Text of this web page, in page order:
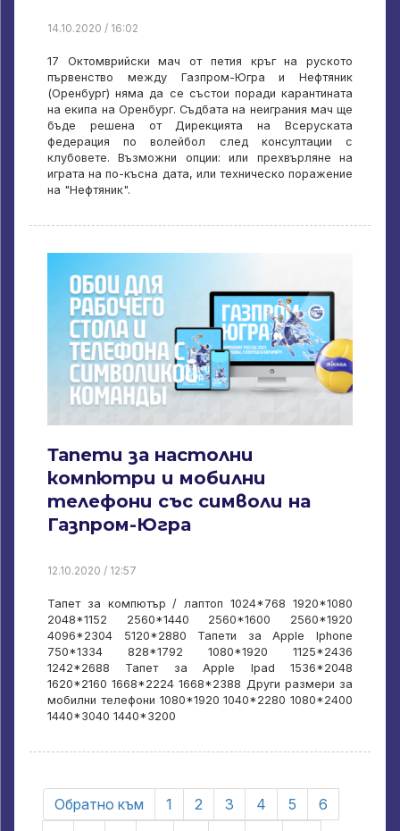
14.10.2020 / 16:02
17 Октомврийски мач от петия кръг на руското
първенство между Газпром-Югра и Нефтяник
(Оренбург) няма да се състои поради карантината
на екипа на Оренбург. Съдбата на неиграния мач ще
бъде решена от Дирекцията на Всеруската
федерация по волейбол след консултации с
клубовете. Възможни опции: или прехвърляне на
играта на по-късна дата, или техническо поражение
на "Нефтяник".
Тапети за настолни
компютри и мобилни
телефони със символи на
Газпром-Югра
12.10.2020 / 12:57
Тапет за компютър / лаптоп 1024*768 1920*1080
2048*1152 2560*1440 2560*1600 2560*1920
4096*2304 5120*2880 Тапети за Apple Iphone
750*1334 828*1792 1080*1920 1125*2436
1242*2688 Тапет за Apple Ipad 1536*2048
1620*2160 1668*2224 1668*2388 Други размери за
мобилни телефони 1080*1920 1040*2280 1080*2400
1440*3040 1440*3200
Обратно към 1 2 3 4 5
6